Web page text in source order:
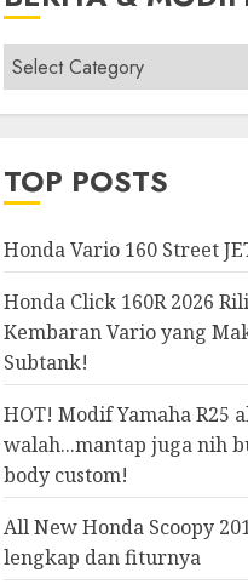
Berita
&
Modifikasi
TOP POSTS
Honda Vario 160 Street
Honda Click 160R 2026
Kembaran Vario yang
Subtank!
HOT! Modif Yamaha R25
walah...mantap juga nih
body custom!
All New Honda Scoopy
lengkap dan fiturnya